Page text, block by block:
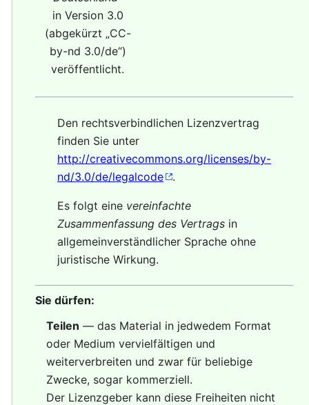
in Version 3.0
(abgekürzt „CC-
by-nd 3.0/de“)
veröffentlicht.
Den rechtsverbindlichen Lizenzvertrag
finden Sie unter
http://creativecommons.org/licenses/by-
nd/3.0/de/legalcode
.
Es folgt eine vereinfachte
Zusammenfassung des Vertrags in
allgemeinverständlicher Sprache ohne
juristische Wirkung.
Sie dürfen:
Teilen — das Material in jedwedem Format
oder Medium vervielfältigen und
weiterverbreiten und zwar für beliebige
Zwecke, sogar kommerziell.
Der Lizenzgeber kann diese Freiheiten nicht